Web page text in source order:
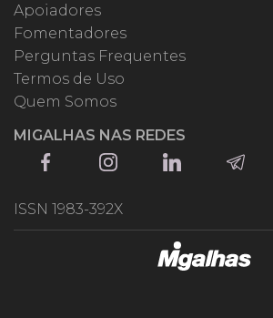
Apoiadores
Fomentadores
Perguntas Frequentes
Termos de Uso
Quem Somos
MIGALHAS NAS REDES
ISSN 1983-392X